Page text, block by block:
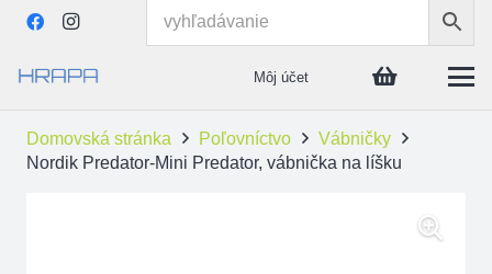
Môj účet
Domovská stránka Poľovníctvo
Vábničky
Nordik Predator-Mini Predator, vábnička na líšku